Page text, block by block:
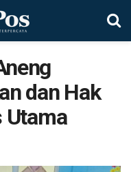
dan Hak
Utama